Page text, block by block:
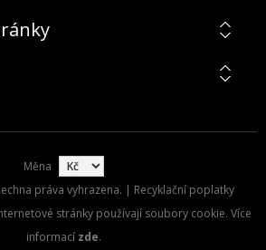
Měna
práva vyhrazena. | Recyklační poplatky
stránky používají soubory cookie. Více
informací zde.